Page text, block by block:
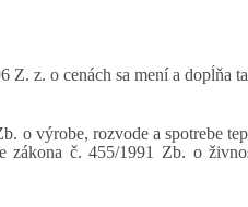
z. o cenách sa mení a dopĺňa
o výrobe, rozvode a spotrebe
č. 455/1991 Zb. o